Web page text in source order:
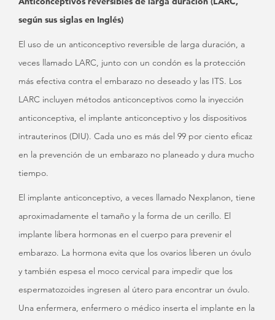
según sus siglas en Inglés)
El uso de un anticonceptivo reversible de larga duración, a
veces llamado LARC, junto con un condón es la protección
más efectiva contra el embarazo no deseado y las ITS. Los
LARC incluyen métodos anticonceptivos como la inyección
anticonceptiva, el implante anticonceptivo y los dispositivos
intrauterinos (DIU). Cada uno es más del 99 por ciento eficaz
en la prevención de un embarazo no planeado y dura mucho
tiempo.
El implante anticonceptivo, a veces llamado Nexplanon, tiene
aproximadamente el tamaño y la forma de un cerillo. El
implante libera hormonas en el cuerpo para prevenir el
embarazo. La hormona evita que los ovarios liberen un óvulo
y también espesa el moco cervical para impedir que los
espermatozoides ingresen al útero para encontrar un óvulo.
Una enfermera, enfermero o médico inserta el implante en la